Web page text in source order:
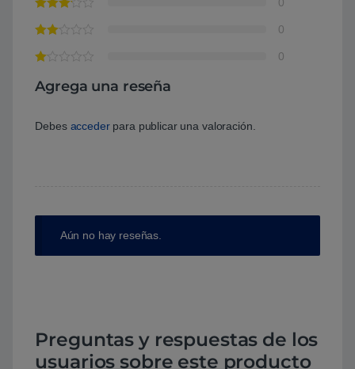
0
0
Agrega una reseña
Debes accederpara publicar una valoración.
Aún no hay reseñas.
Preguntas y respuestas de los
usuarios sobre este producto